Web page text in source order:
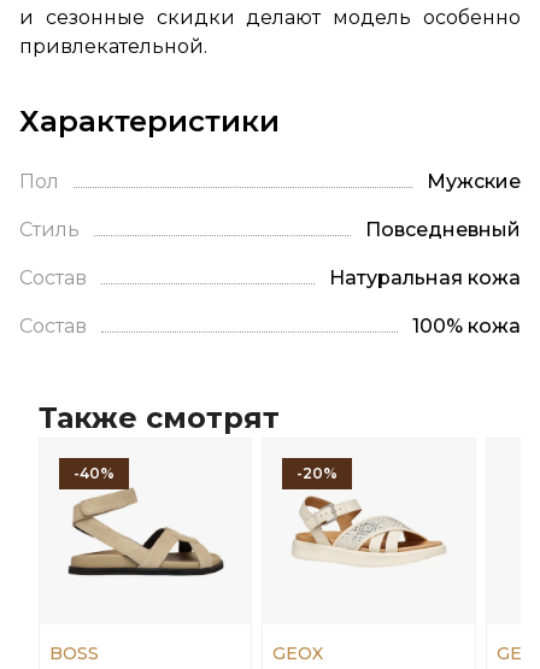
и сезонные скидки делают модель особенно
привлекательной.
Характеристики
Пол Мужские
Стиль Повседневный
Состав Натуральная кожа
Состав 100% кожа
Также смотрят
-40%
BOSS
-20%
GEOX